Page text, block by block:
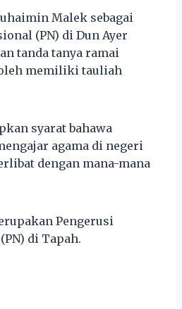
Malek sebagai
(PN) di Dun Ayer
tanda tanya ramai
memiliki tauliah
syarat bahawa
agama di negeri
dengan mana-mana
Pengerusi
di Tapah.